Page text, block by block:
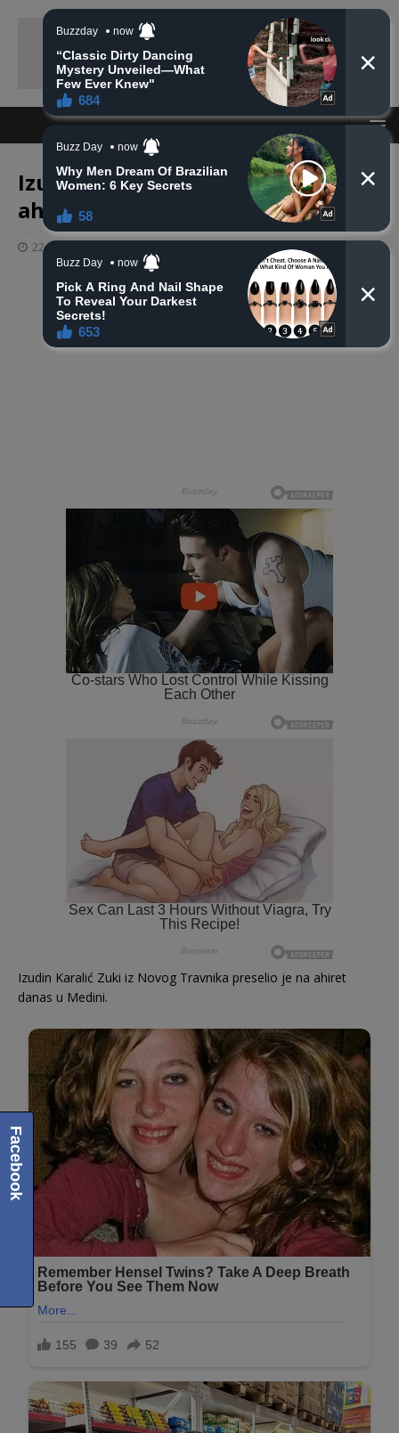
Izudin Karalić Zuki preselio je na
ahiret u Medini
22 siječnja, 2025
Izudin Karalić Zuki iz Novog Travnika preselio je na ahiret
danas u Medini.
Facebook